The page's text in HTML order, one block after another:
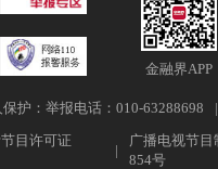
金融界APP
护：举报电话：010-63288698
|
目许可证
|
广播电视节
854号